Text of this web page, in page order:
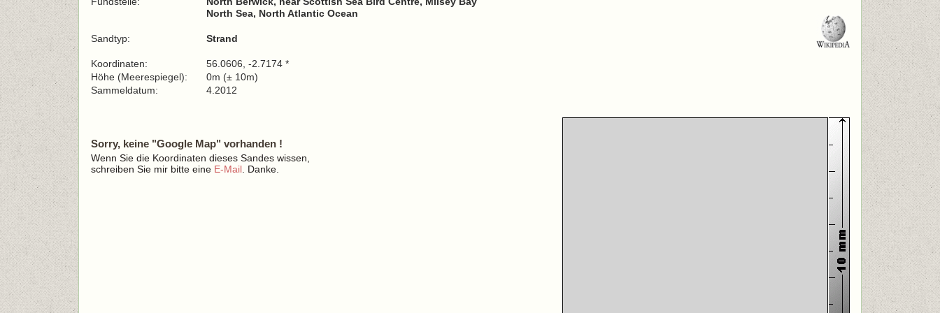
North Sea, North Atlantic Ocean
Sandtyp: Strand
Koordinaten:
56.0606, -2.7174 *
Höhe (Meerespiegel):
0m (± 10m)
Sammeldatum:
4.2012
Sorry, keine "Google Map" vorhanden !
Wenn Sie die Koordinaten dieses Sandes wissen,
schreiben Sie mir bitte eine E-Mail . Danke.